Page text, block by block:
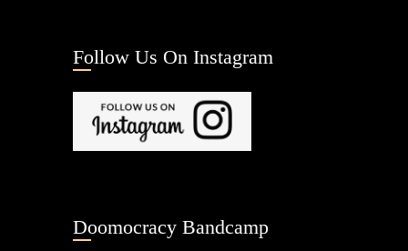
Follow Us On Instagram
Doomocracy Bandcamp